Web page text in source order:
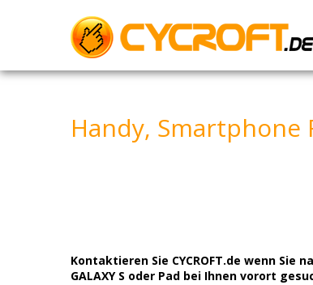
Handy,
Kontaktieren Sie CYCROFT.de wenn
GALAXY S oder Pad bei Ihnen vorort